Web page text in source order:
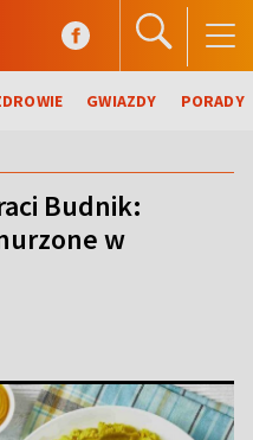
GWIAZDY PORADY
Budnik:
w